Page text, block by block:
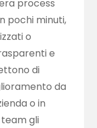
process
pochi minuti,
o
e
di
da
o in
gli